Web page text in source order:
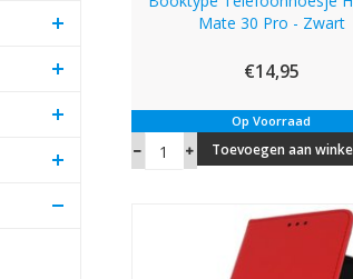
Mate 30 Pro - Zwart
€14,95
Op Voorraad
Toevoegen aan